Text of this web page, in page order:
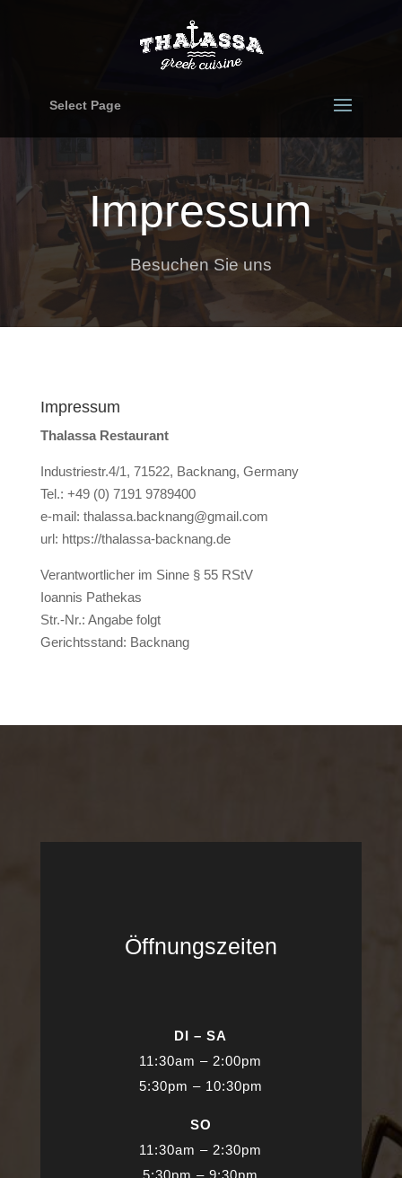
Select Page
Impressum
Besuchen Sie uns
Impressum
Thalassa Restaurant
Industriestr.4/1, 71522, Backnang, Germany
Tel.: +49 (0) 7191 9789400
e-mail: thalassa.backnang@gmail.com
url: https://thalassa-backnang.de
Verantwortlicher im Sinne § 55 RStV
Ioannis Pathekas
Str.-Nr.: Angabe folgt
Gerichtsstand: Backnang
Öffnungszeiten
DI – SA
11:30am – 2:00pm
5:30pm – 10:30pm
SO
11:30am – 2:30pm